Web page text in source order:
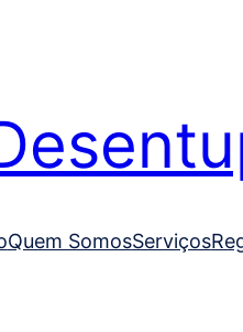
Quem SomosServiços